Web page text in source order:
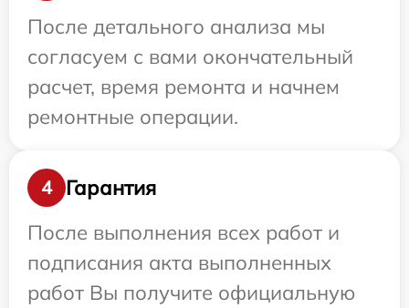
После детального анализа мы
согласуем с вами окончательный
расчет, время ремонта и начнем
ремонтные операции.
4
Гарантия
После выполнения всех работ и
подписания акта выполненных
работ Вы получите официальную